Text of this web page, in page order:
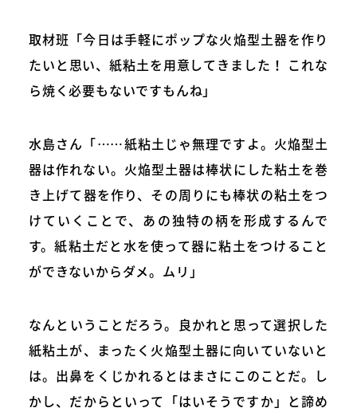
取材班「今日は手軽にポップな火焔型土器を作り
たいと思い、紙粘土を用意してきました！ これな
ら焼く必要もないですもんね」
水島さん「……紙粘土じゃ無理ですよ。火焔型土
器は作れない。火焔型土器は棒状にした粘土を巻
き上げて器を作り、その周りにも棒状の粘土をつ
けていくことで、あの独特の柄を形成するんで
す。紙粘土だと水を使って器に粘土をつけること
ができないからダメ。ムリ」
なんということだろう。良かれと思って選択した
紙粘土が、まったく火焔型土器に向いていないと
は。出鼻をくじかれるとはまさにこのことだ。し
かし、だからといって「はいそうですか」と諦め